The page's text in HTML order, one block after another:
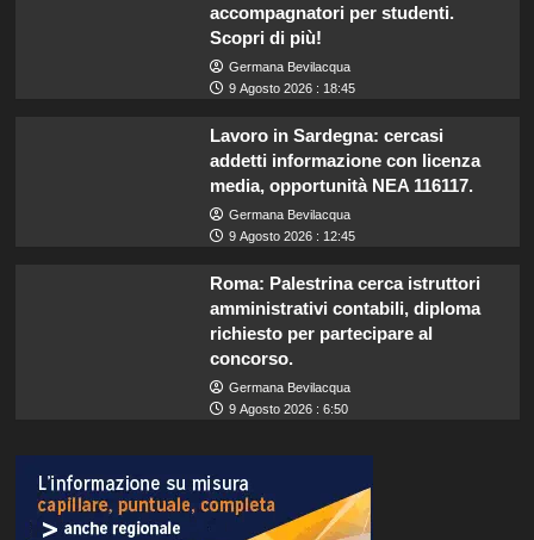
accompagnatori per studenti.
Scopri di più!
Germana Bevilacqua
9 Agosto 2026 : 18:45
Lavoro in Sardegna: cercasi
addetti informazione con licenza
media, opportunità NEA 116117.
Germana Bevilacqua
9 Agosto 2026 : 12:45
Roma: Palestrina cerca istruttori
amministrativi contabili, diploma
richiesto per partecipare al
concorso.
Germana Bevilacqua
9 Agosto 2026 : 6:50